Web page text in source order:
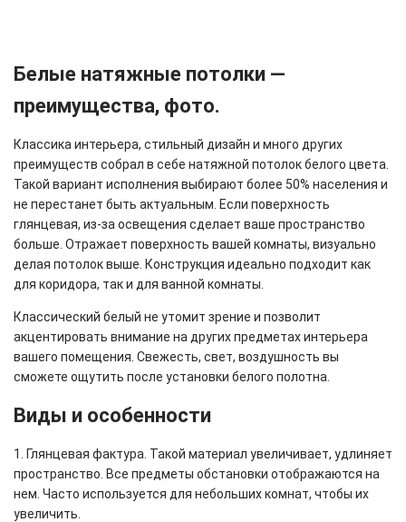
Белые натяжные потолки —
преимущества, фото.
Классика интерьера, стильный дизайн и много других
преимуществ собрал в себе натяжной потолок белого цвета.
Такой вариант исполнения выбирают более 50% населения и
не перестанет быть актуальным. Если поверхность
глянцевая, из-за освещения сделает ваше пространство
больше. Отражает поверхность вашей комнаты, визуально
делая потолок выше. Конструкция идеально подходит как
для коридора, так и для ванной комнаты.
Классический белый не утомит зрение и позволит
акцентировать внимание на других предметах интерьера
вашего помещения. Свежесть, свет, воздушность вы
сможете ощутить после установки белого полотна.
Виды и особенности
1. Глянцевая фактура. Такой материал увеличивает, удлиняет
пространство. Все предметы обстановки отображаются на
нем. Часто используется для небольших комнат, чтобы их
увеличить.